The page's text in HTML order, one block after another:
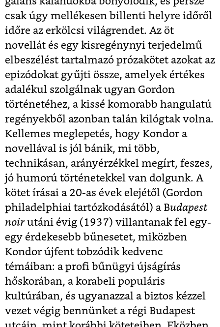
csak úgy mellékesen billenti helyre időről
időre az erkölcsi világrendet. Az öt
novellát és egy kisregénynyi terjedelmű
elbeszélést tartalmazó prózakötet azokat az
epizódokat gyűjti össze, amelyek értékes
adalékul szolgálnak ugyan Gordon
történetéhez, a kissé komorabb hangulatú
regényekből azonban talán kilógtak volna.
Kellemes meglepetés, hogy Kondor a
novellával is jól bánik, mi több,
technikásan, arányérzékkel megírt, feszes,
jó humorú történetekkel van dolgunk. A
kötet írásai a 20-as évek elejétől (Gordon
philadelphiai tartózkodásától) a Budapest
noirutáni évig (1937) villantanak fel egy-
egy érdekesebb bűnesetet, miközben
Kondor újfent tobzódik kedvenc
témáiban: a profi bűnügyi újságírás
hőskorában, a korabeli populáris
kultúrában, és ugyanazzal a biztos kézzel
vezet végig bennünket a régi Budapest